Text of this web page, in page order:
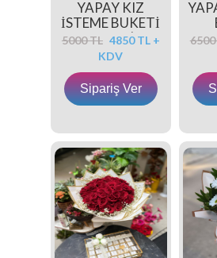
YAPAY KIZ
İSTEME BUKETİ
VE KIZ İ
5000 TL 4850 TL +
KDV
Sipariş Ver